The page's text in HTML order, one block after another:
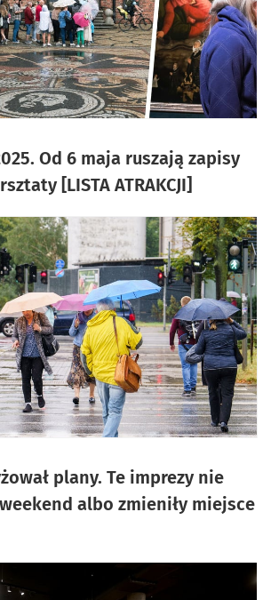
Od 6 maja ruszają zapisy
[LISTA ATRAKCJI]
plany. Te imprezy nie
albo zmieniły miejsce